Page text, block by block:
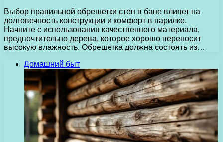
Выбор правильной обрешетки стен в бане влияет на
долговечность конструкции и комфорт в парилке.
Начните с использования качественного материала,
предпочтительно дерева, которое хорошо переносит
высокую влажность. Обрешетка должна состоять из…
Домашний быт